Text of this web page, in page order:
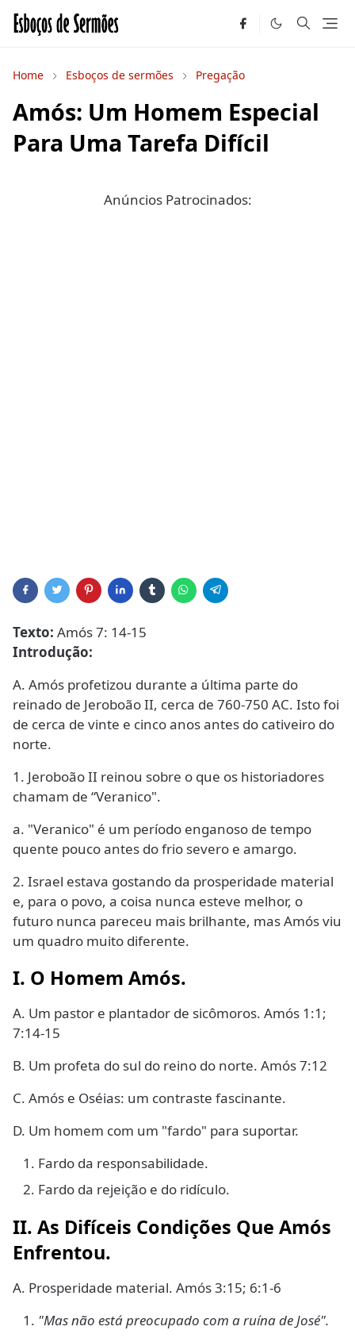
Home Esboços de sermões Pregação
Amós: Um Homem Especial
Para Uma Tarefa Difícil
Anúncios Patrocinados:
Texto: Amós 7: 14-15
Introdução:
A. Amós profetizou durante a última parte do
reinado de Jeroboão II, cerca de 760-750 AC. Isto foi
de cerca de vinte e cinco anos antes do cativeiro do
norte.
1. Jeroboão II reinou sobre o que os historiadores
chamam de “Veranico".
a. "Veranico" é um período enganoso de tempo
quente pouco antes do frio severo e amargo.
2. Israel estava gostando da prosperidade material
e, para o povo, a coisa nunca esteve melhor, o
futuro nunca pareceu mais brilhante, mas Amós viu
um quadro muito diferente.
I. O Homem Amós.
A. Um pastor e plantador de sicômoros. Amós 1:1;
7:14-15
B. Um profeta do sul do reino do norte. Amós 7:12
C. Amós e Oséias: um contraste fascinante.
D. Um homem com um "fardo" para suportar.
Fardo da responsabilidade.
Fardo da rejeição e do ridículo.
II. As Difíceis Condições Que Amós
Enfrentou.
A. Prosperidade material. Amós 3:15; 6:1-6
"Mas não está preocupado com a ruína de José".